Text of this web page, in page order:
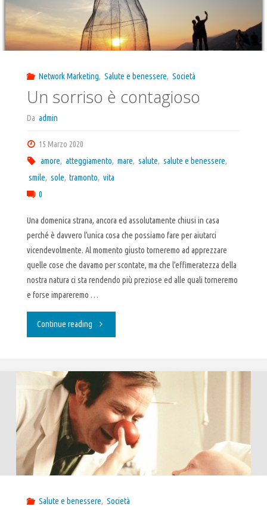
Network Marketing, Salute e benessere, Società
Un sorriso è contagioso
Da admin
15 Marzo 2020
amore, atteggiamento, mare, salute, salute e benessere,
smile, sole, tramonto, vita
0
Una domenica strana, ancora ed assolutamente chiusi in casa
perché è davvero l’unica cosa che possiamo fare per aiutarci
vicendevolmente. Al momento giusto torneremo ad apprezzare
quelle cose che davamo per scontate, ma che l’effimeratezza della
nostra natura ci sta rendendo più preziose ed alle quali torneremo
e forse impareremo …
Continue reading "Un
contagioso"
Salute e benessere, Società